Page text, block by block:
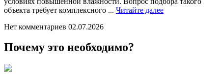
объекта требует комплексного ... Читайте далееЧитайте
Нет комментариев 02.07.2026
Почему это необходимо?